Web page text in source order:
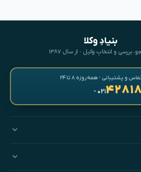
بنیادِ وکلا
بررسی و انتخابِ وکیل · از سال ۱۳۸۷
و پشتیبانی · همه‌روزه ۸ تا ۲۴
۴۲۸۱۸- ۰۲۱